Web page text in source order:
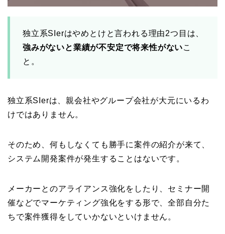
独立系SIerはやめとけと言われる理由2つ目は、
強みがないと業績が不安定で将来性がないこ
と。
独立系SIerは、親会社やグループ会社が大元にいるわ
けではありません。
そのため、何もしなくても勝手に案件の紹介が来て、
システム開発案件が発生することはないです。
メーカーとのアライアンス強化をしたり、セミナー開
催などでマーケティング強化をする形で、全部自分た
ちで案件獲得をしていかないといけません。